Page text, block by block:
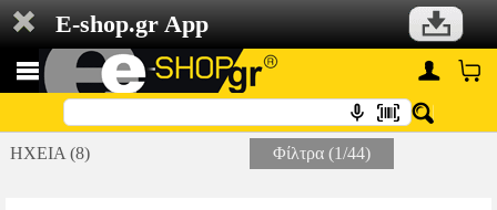
E-shop.gr App
ΗΧΕΙΑ (8) Φίλτρα (1/44)